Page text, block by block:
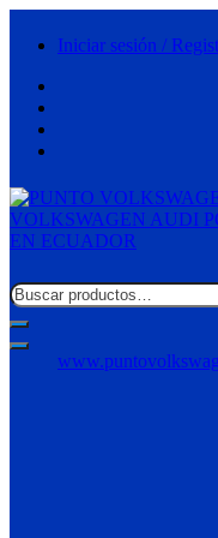
Iniciar sesión /